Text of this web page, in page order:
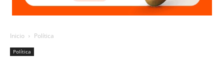
Inicio Política
Política